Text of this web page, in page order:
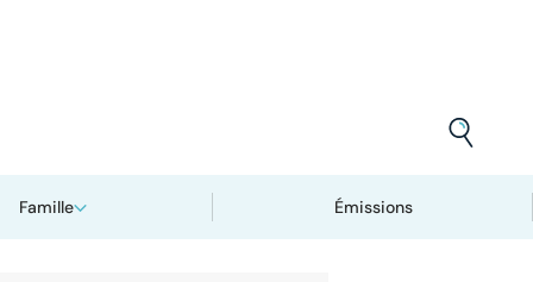
Famille Émissions